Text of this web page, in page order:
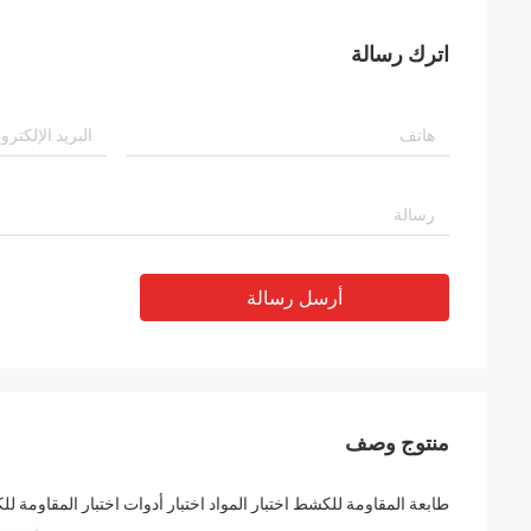
اترك رسالة
أرسل رسالة
منتوج وصف
طابعة المقاومة للكشط اختبار المواد اختبار أدوات اختبار المقاومة